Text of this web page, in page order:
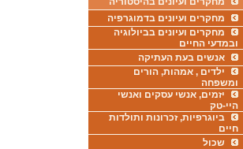
מחקרים ועיונים בדמוגרפיה
מחקרים ועיונים בביולוגיה
ובמדעי החיים
אנשים בעת העתיקה
ילדים , אמהות, הורים
ומשפחה
יזמים, אנשי עסקים ואנשי
היי-טק
ביוגרפיות, זכרונות ותולדות
חיים
שכול